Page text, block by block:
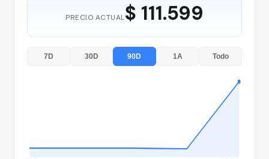
PRECIO ACTUAL$ 111.599
7D 30D 90D 1A Todo